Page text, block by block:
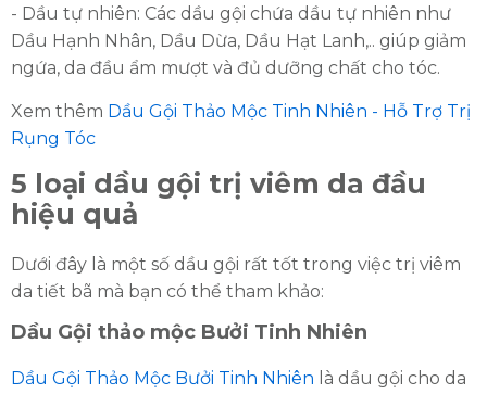
- Dầu tự nhiên: Các dầu gội chứa dầu tự nhiên như
Dầu Hạnh Nhân, Dầu Dừa, Dầu Hạt Lanh,.. giúp giảm
ngứa, da đầu ẩm mượt và đủ dưỡng chất cho tóc.
Xem thêm Dầu Gội Thảo Mộc Tinh Nhiên - Hỗ Trợ Trị
Rụng Tóc
5 loại dầu gội trị viêm da đầu
hiệu quả
Dưới đây là một số dầu gội rất tốt trong việc trị viêm
da tiết bã mà bạn có thể tham khảo:
Dầu Gội thảo mộc Bưởi Tinh Nhiên
Dầu Gội Thảo Mộc Bưởi Tinh Nhiên là dầu gội cho da